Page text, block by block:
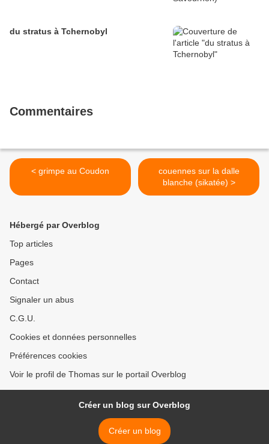
du stratus à Tchernobyl
Commentaires
< grimpe au Coudon
couennes sur la dalle
blanche (sikatée) >
Hébergé par Overblog
Top articles
Pages
Contact
Signaler un abus
C.G.U.
Cookies et données personnelles
Préférences cookies
Voir le profil de Thomas sur le portail Overblog
Créer un blog sur Overblog
Créer un blog